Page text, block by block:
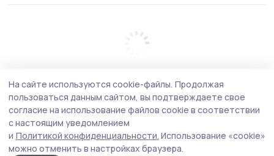
На сайте используются cookie-файлы. Продолжая
пользоваться данным сайтом, вы подтверждаете свое
согласие на использование файлов cookie в соответствии
с настоящим уведомлением
и Политикой конфиденциальности. Использование «cookie»
можно отменить в настройках браузера.